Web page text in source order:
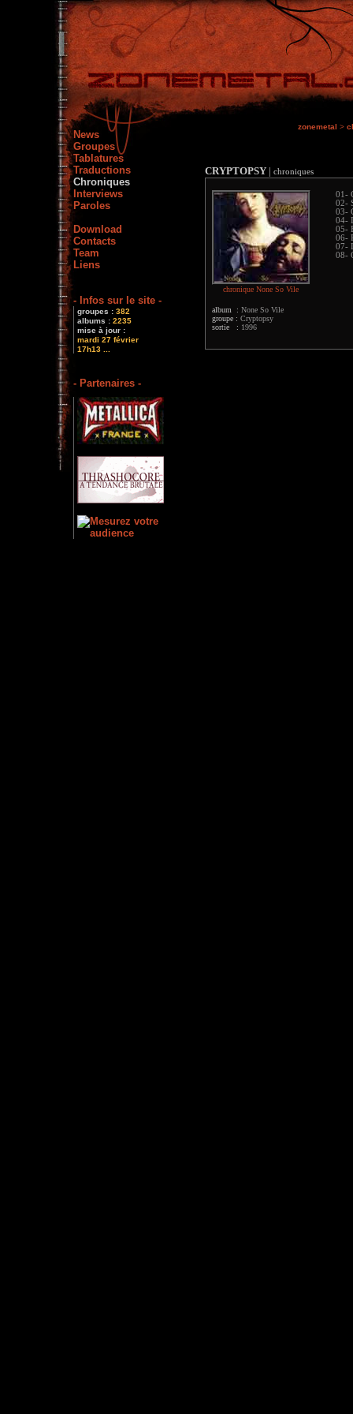
News
Groupes
Tablatures
Traductions
Chroniques
Interviews
Paroles
Download
Contacts
Team
Liens
- Infos sur le site -
groupes : 382
albums : 2235
mise à jour :
mardi 27 février
17h13 ...
- Partenaires -
zonemetal >
CRYPTOPSY | chroniques
chronique None So Vile
album : None So Vile
groupe : Cryptopsy
sortie : 1996
01-
02-
03-
04-
05-
06-
07-
08-